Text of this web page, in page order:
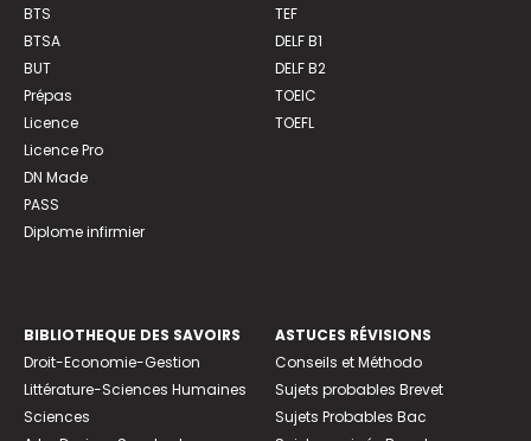
BTS
BTSA
BUT
Prépas
Licence
Licence Pro
DN Made
PASS
Diplome infirmier
TEF
DELF B1
DELF B2
TOEIC
TOEFL
BIBLIOTHEQUE DES SAVOIRS
Droit-Economie-Gestion
Littérature-Sciences Humaines
Sciences
ASTUCES RÉVISIONS
Conseils et Méthodo
Sujets probables Brevet
Sujets Probables Bac